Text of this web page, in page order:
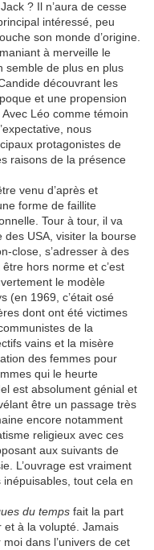
? Il n’aura de cesse
intéressé, peu
son monde d’origine.
à merveille le
semble de plus en plus
découvrant les
et une propension
Léo comme témoin
nous
protagonistes de
raisons de la présence
venu d’après et
forme de faillite
Tour à tour, il va
des USA, visiter la bourse
close, s’adresser à des
hors norme et c’est
le modèle
(en 1969, c’était osé
dont ont été victimes
de la
vains et la misère
des femmes pour
qui le heurte
est absolument génial et
être un passage très
encore notamment
religieux avec ces
aux suivants de
L’ouvrage est vraiment
tout cela en
du temps fait la part
et à la volupté. Jamais
dans l’univers de cet